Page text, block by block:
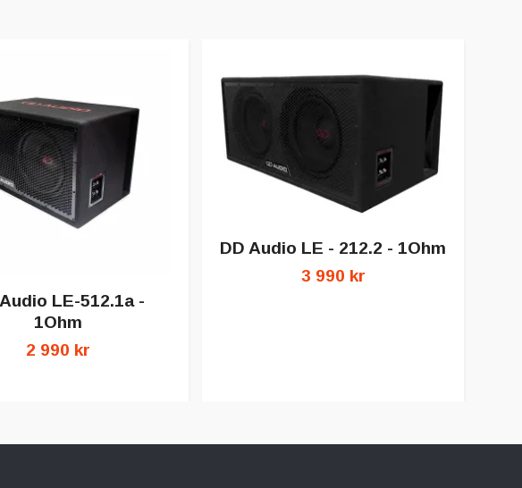
LE-512.1a -
1Ohm
2 990 kr
DD Audio LE - 212.2 - 1Ohm
3 990 kr